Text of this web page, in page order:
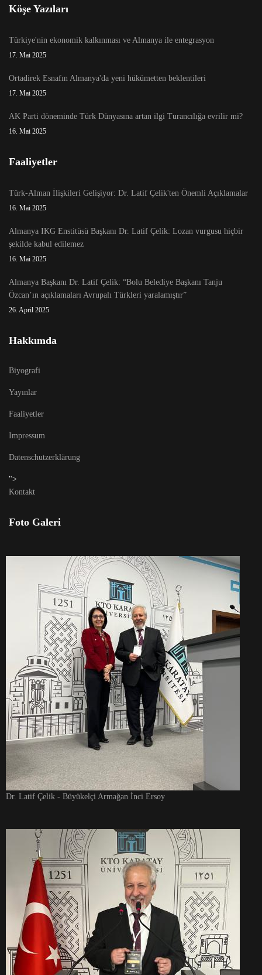
Köşe Yazıları
Türkiye'nin ekonomik kalkınması ve Almanya ile entegrasyon
17. Mai 2025
Ortadirek Esnafın Almanya'da yeni hükümetten beklentileri
17. Mai 2025
AK Parti döneminde Türk Dünyasına artan ilgi Turancılığa evrilir mi?
16. Mai 2025
Faaliyetler
Türk-Alman İlişkileri Gelişiyor: Dr. Latif Çelik'ten Önemli Açıklamalar
16. Mai 2025
Almanya IKG Enstitüsü Başkanı Dr. Latif Çelik: Lozan vurgusu hiçbir
şekilde kabul edilemez
16. Mai 2025
Almanya Başkanı Dr. Latif Çelik: “Bolu Belediye Başkanı Tanju
Özcan’ın açıklamaları Avrupalı Türkleri yaralamıştır”
26. April 2025
Hakkımda
Biyografi
Yayınlar
Faaliyetler
Impressum
Datenschutzerklärung
">
Kontakt
Foto Galeri
Dr. Latif Çelik - Büyükelçi Armağan İnci Ersoy